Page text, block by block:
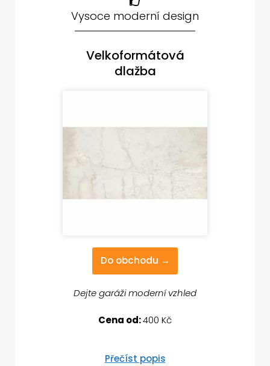
Vysoce moderní design
Velkoformátová
dlažba
Do obchodu →
Dejte garáži moderní vzhled
Cena od:400 Kč
Přečíst popis